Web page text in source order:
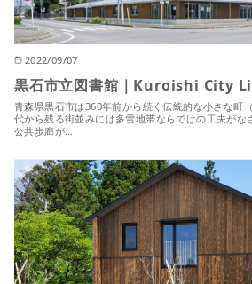
2022/09/07
黒石市立図書館｜Kuroishi City
青森県黒石市は360年前から続く伝統的な小さな町
代から残る街並みには多雪地帯ならではの工夫がな
公共歩廊が…